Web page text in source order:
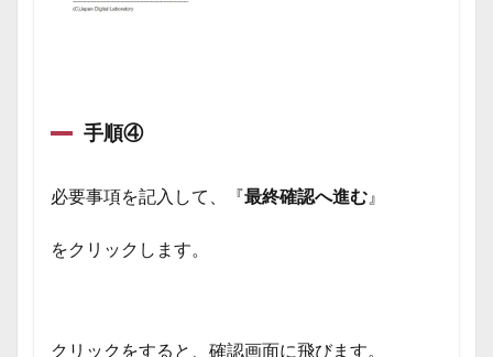
手順④
必要事項を記入して、『最終確認へ進む 』
をクリックします。
クリックをすると、確認画面に飛びます。